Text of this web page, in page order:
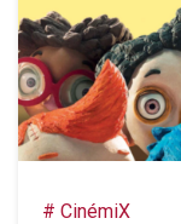
# CinémiX